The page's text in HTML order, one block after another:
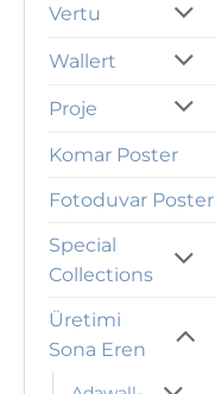
Vertu
Wallert
Proje
Komar Poster
Fotoduvar Poster
Special
Collections
Üretimi
Sona Eren